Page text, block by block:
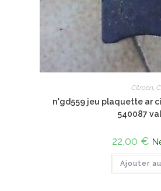
Citroen,
n°gd559 jeu plaquette ar
540087
22,00 €
Ajouter